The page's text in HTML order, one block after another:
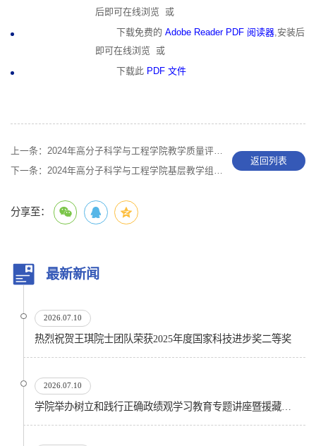
后即可在线浏览 或
下载免费的Adobe Reader PDF 阅读器,安装后
即可在线浏览 或
下载此 PDF 文件
上一条： 2024年高分子科学与工程学院教学质量评价和改进工作简报-01
下一条： 2024年高分子科学与工程学院基层教学组织教研活动简报-17
返回列表
分享至：
最新新闻
2026.07.10
热烈祝贺王琪院士团队荣获2025年度国家科技进步奖二等奖
2026.07.10